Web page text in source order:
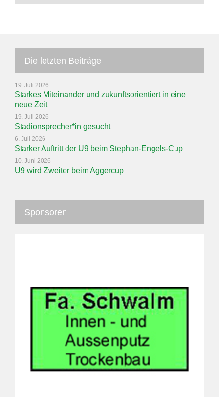
Die letzten Beiträge
19. Juli 2026
Starkes Miteinander und zukunftsorientiert in eine
neue Zeit
19. Juli 2026
Stadionsprecher*in gesucht
6. Juli 2026
Starker Auftritt der U9 beim Stephan-Engels-Cup
10. Juni 2026
U9 wird Zweiter beim Aggercup
Sponsoren